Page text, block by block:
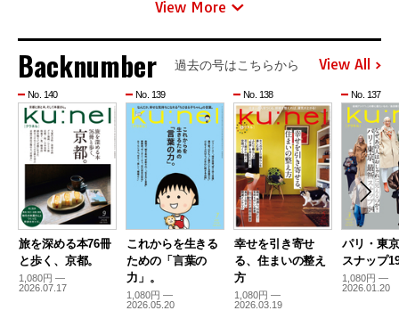
View More
Backnumber 過去の号はこちらから View All
No. 140
旅を深める本76冊
と歩く、京都。
1,080円 —
2026.07.17
No. 139
これからを生きる
ための「言葉の
力」。
1,080円 —
2026.05.20
No. 138
幸せを引き寄せ
る、住まいの整え
方
1,080円 —
2026.03.19
No. 137
パリ・東
スナップ
1,080円 —
2026.01.20